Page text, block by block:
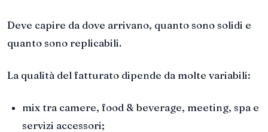
Deve capire da dove arrivano, quanto sono solidi e
quanto sono replicabili.
La qualità del fatturato dipende da molte variabili:
mix tra camere, food & beverage, meeting, spa e
servizi accessori;